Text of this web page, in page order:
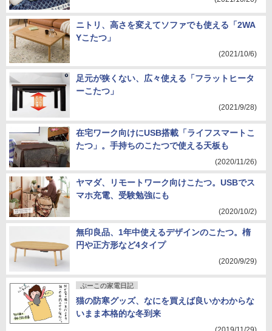
ニトリ、高さを変えてソファでも使える「2WA
Yこたつ」
(2021/10/6)
足元が狭くない、広々使える「フラットヒータ
ーこたつ」
(2021/9/28)
在宅ワーク向けにUSB搭載「ライフスマートこ
たつ」。手持ちのこたつで使える天板も
(2020/11/26)
ヤマダ、リモートワーク向けこたつ。USBでス
マホ充電、受験勉強にも
(2020/10/2)
無印良品、1年中使えるデザインのこたつ。楕
円や正方形など4タイプ
(2020/9/29)
ぷーこの家電日記
猫の防寒グッズ、なにを買えば良いかわからな
いまま本格的な冬到来